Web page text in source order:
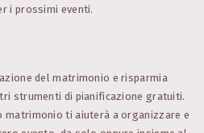
i prossimi eventi.
del matrimonio e risparmia
strumenti di pianificazione gratuiti.
matrimonio ti aiuterà a organizzare e